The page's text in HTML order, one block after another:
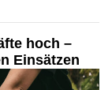
hoch –
Einsätzen